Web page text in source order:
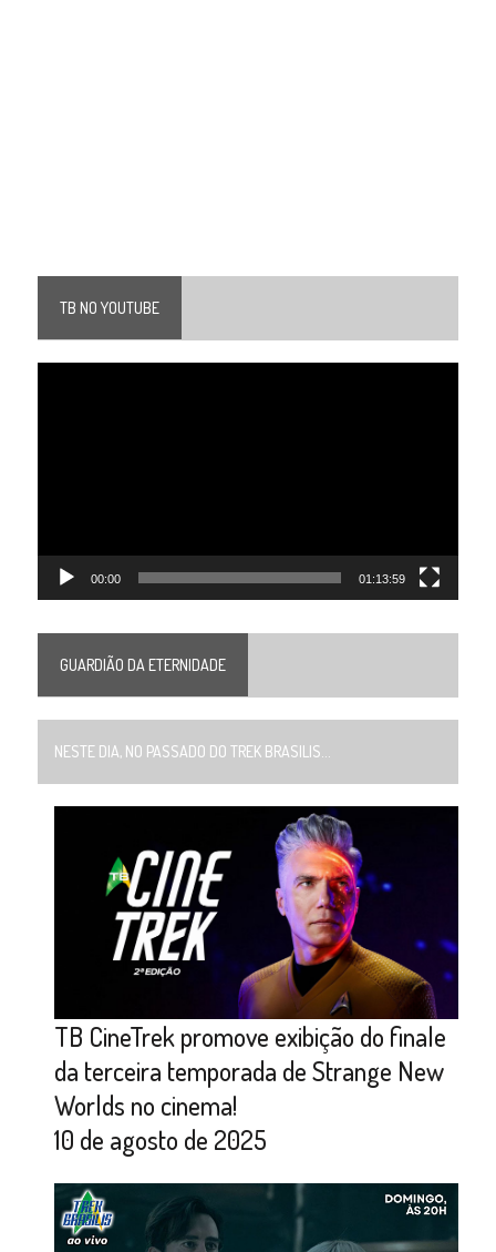
TB NO YOUTUBE
00:00 01:13:59
GUARDIÃO DA ETERNIDADE
NESTE DIA, NO PASSADO DO TREK BRASILIS...
TB CineTrek promove exibição do finale
da terceira temporada de Strange New
Worlds no cinema!
10 de agosto de 2025